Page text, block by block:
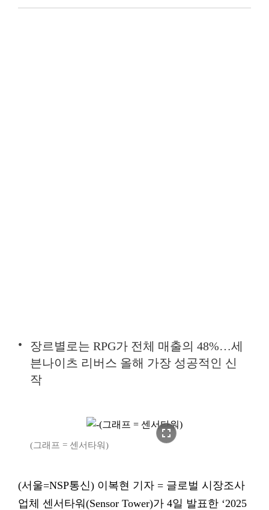
장르별로는 RPG가 전체 매출의 48%…세
븐나이츠 리버스 올해 가장 성공적인 신
작
fullscreen
(그래프 = 센서타워)
(서울=NSP통신) 이복현 기자 = 글로벌 시장조사
업체 센서타워(Sensor Tower)가 4일 발표한 ‘2025